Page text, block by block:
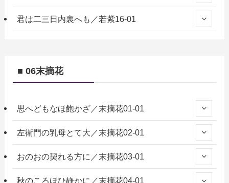
君は二三日内裏へも／若紫16-01
■ 06末摘花
思へどもなほ飽かざ／末摘花01-01
左衛門の乳母とて大／末摘花02-01
おのおの契れる方に／末摘花03-01
秋のころほひ静かに／末摘花04-01